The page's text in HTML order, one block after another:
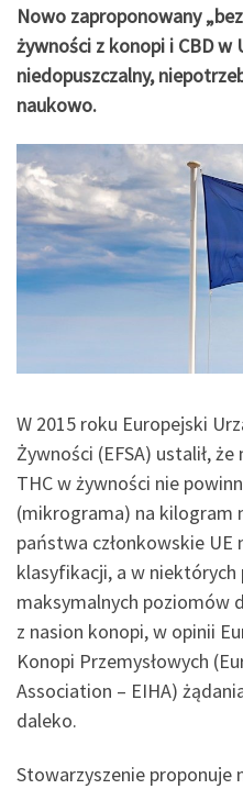
Nowo zaproponowany
żywności z konopi i CBD w
niedopuszczalny,
naukowo.
W 2015 roku Europejski
Żywności (EFSA) ustalił,
THC w żywności nie
(mikrograma) na kilogram
państwa członkowskie UE
klasyfikacji, a w niektórych
maksymalnych poziomów
z nasion konopi, w opinii
Konopi Przemysłowych
Association – EIHA)
daleko.
Stowarzyszenie proponuje